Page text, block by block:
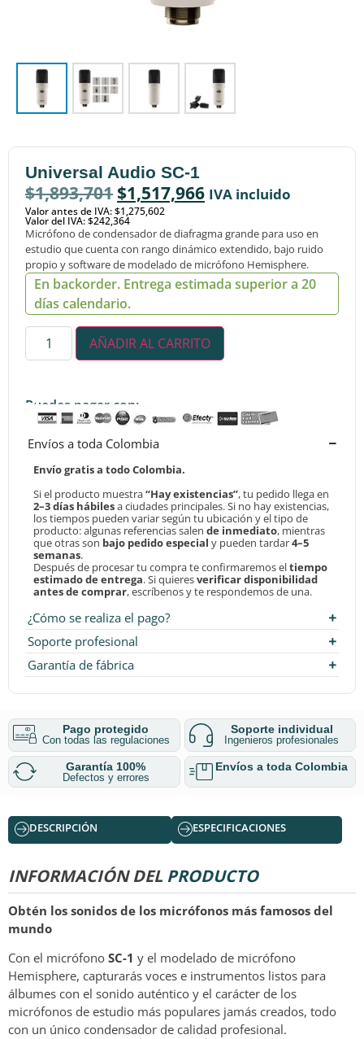
Universal Audio SC-1
$1,893,701 $1,517,966 IVA incluido
Valor antes de IVA: $1,275,602
Valor del IVA: $242,364
Micrófono de condensador de diafragma grande para uso en
estudio que cuenta con rango dinámico extendido, bajo ruido
propio y software de modelado de micrófono Hemisphere.
En backorder. Entrega estimada superior a 20
días calendario.
AÑADIR AL CARRITO
Puedes pagar con:
Envíos a toda Colombia
Envío gratis a todo Colombia.
Si el producto muestra“Hay existencias”, tu pedido llega en
2–3 días hábilesa ciudades principales. Si no hay existencias,
los tiempos pueden variar según tu ubicación y el tipo de
producto: algunas referencias salen de inmediato, mientras
que otras son bajo pedido especial y pueden tardar4–5
semanas.
Después de procesar tu compra te confirmaremos eltiempo
estimado de entrega. Si quieresverificar disponibilidad
antes de comprar, escríbenos y te respondemos de una.
¿Cómo se realiza el pago?
Soporte profesional
Garantía de fábrica
Pago protegido
Con todas las regulaciones
Soporte individual
Ingenieros profesionales
Garantía 100%
Defectos y errores
Envíos a toda Colombia
DESCRIPCIÓN ESPECIFICACIONES
INFORMACIÓN DEL PRODUCTO
Obtén los sonidos de los micrófonos más famosos del
mundo
Con el micrófono SC-1 y el modelado de micrófono
Hemisphere, capturarás voces e instrumentos listos para
álbumes con el sonido auténtico y el carácter de los
micrófonos de estudio más populares jamás creados, todo
con un único condensador de calidad profesional.